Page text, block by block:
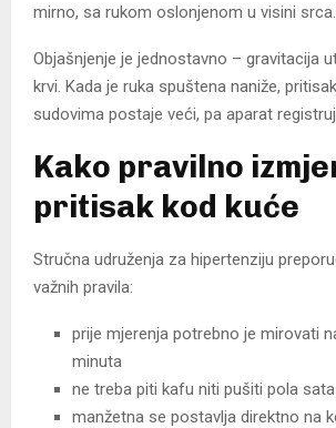
mirno, sa rukom oslonjenom u visini srca.
Objašnjenje je jednostavno – gravitacija
krvi. Kada je ruka spuštena naniže,
sudovima postaje veći, pa aparat
Kako pravilno
pritisak kod kuće
Stručna udruženja za hipertenziju
važnih pravila:
prije mjerenja potrebno je mirovati
minuta
ne treba piti kafu niti pušiti pola
manžetna se postavlja direktno na